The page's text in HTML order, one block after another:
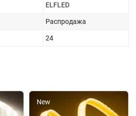
ELFLED
Распродажа
24
New